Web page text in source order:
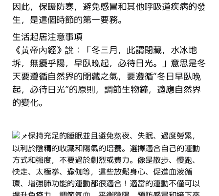
因此，保暖防寒，避免感冒和其他呼吸道疾病的發
生，是這個時節的第一要務。
生活起居注意事項
《黃帝內經》說：「冬三月，此謂閉藏，水冰地
坼，無擾乎陽，早臥晚起，必待日光。」意思是冬
天要遵循自然界的閉藏之氣，要遵循“冬日早臥晚
起，必待日光”的原則，調節生物鐘，適應自然界
的變化。
保持充足的睡眠並且避免熬夜、失眠、過度勞累，
以利於陰精的收藏和陽氣的培養。選擇適合自己的運動
方式和強度，不要過於劇烈或費力。像是散步、慢跑、
快走、太極拳、瑜伽等，這些放鬆身心、促進血液循
環、增強肺功能的運動都很適合！適當的運動不僅可以